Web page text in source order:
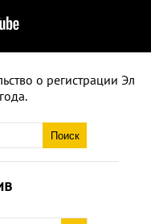
о регистрации Эл